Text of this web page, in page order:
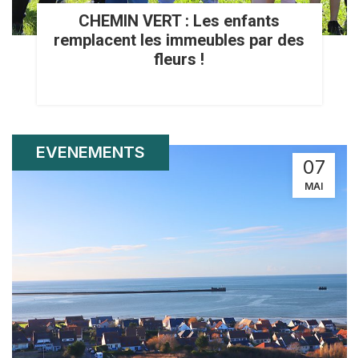
CHEMIN VERT : Les enfants
remplacent les immeubles par des
fleurs !
07
MAI
EVENEMENTS